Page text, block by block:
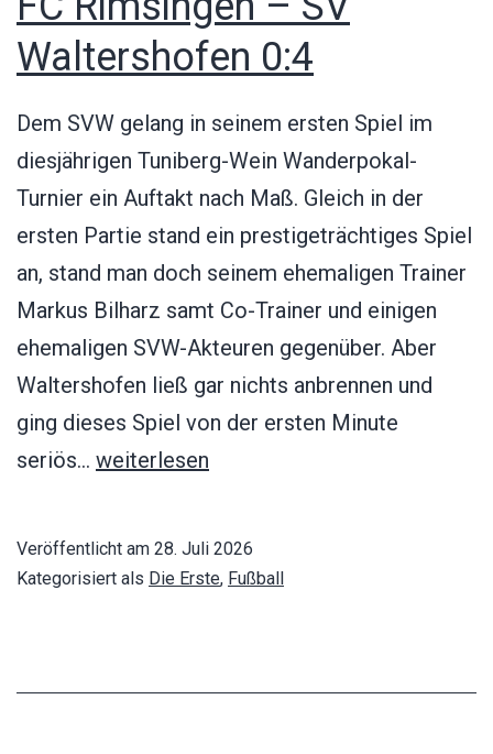
Waltershofen 0:4
Dem SVW gelang in seinem ersten Spiel im
diesjährigen Tuniberg-Wein Wanderpokal-
Turnier ein Auftakt nach Maß. Gleich in der
ersten Partie stand ein prestigeträchtiges Spiel
an, stand man doch seinem ehemaligen Trainer
Markus Bilharz samt Co-Trainer und einigen
ehemaligen SVW-Akteuren gegenüber. Aber
Waltershofen ließ gar nichts anbrennen und
ging dieses Spiel von der ersten Minute
seriös… FC
SV
weiterlesen
Veröffentlicht am 28. Juli 2026
Kategorisiert als Die Erste, Fußball